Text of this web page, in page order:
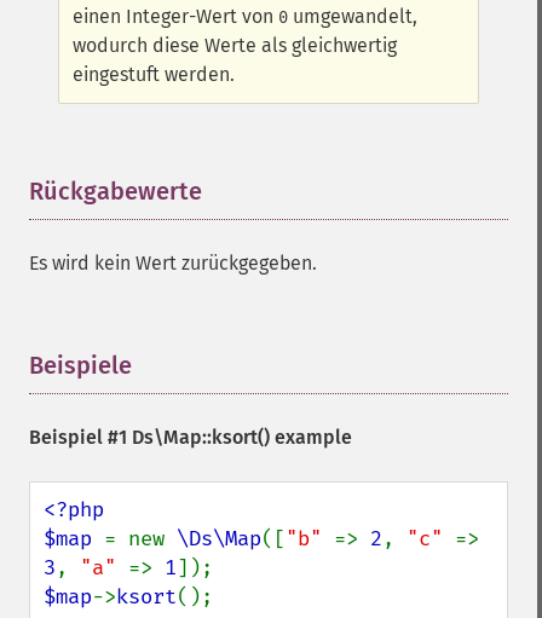
einen Integer-Wert von 0 umgewandelt,
wodurch diese Werte als gleichwertig
eingestuft werden.
Rückgabewerte
Es wird kein Wert zurückgegeben.
Beispiele
Beispiel #1 Ds\Map::ksort() example
<?php
$map = new \Ds\Map(["b" => 2, "c"
3, "a" => 1
$map->ksort();